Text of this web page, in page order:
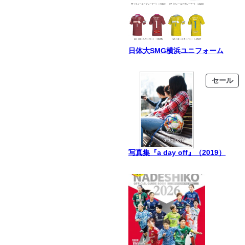
日体大SMG横浜ユニフォーム
セール販
売
写真集『a day off』（2019）